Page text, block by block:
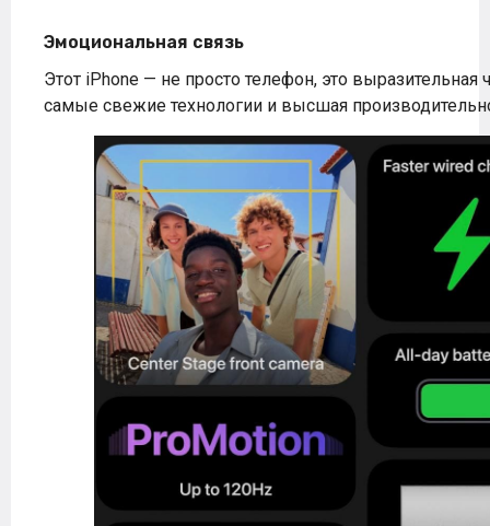
Эмоциональная связь
Этот iPhone — не просто телефон, это
самые свежие технологии и высшая